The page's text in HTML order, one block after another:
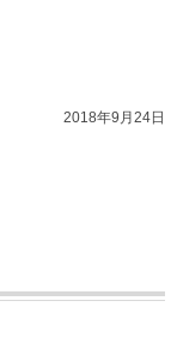
2018年9月24日